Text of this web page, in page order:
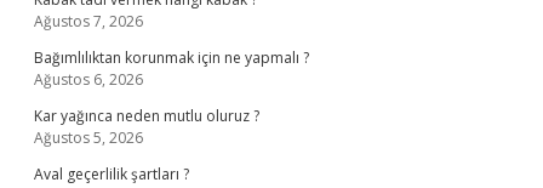
Ağustos 7, 2026
Bağımlılıktan korunmak için ne yapmalı ?
Ağustos 6, 2026
Kar yağınca neden mutlu oluruz ?
Ağustos 5, 2026
Aval geçerlilik şartları ?